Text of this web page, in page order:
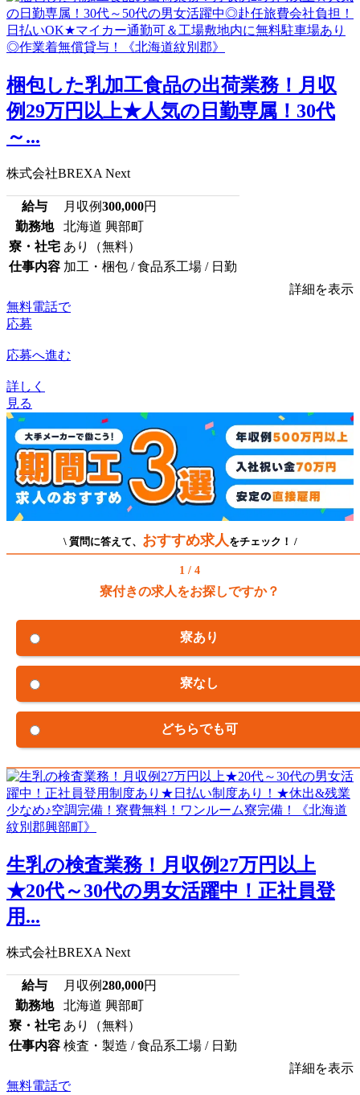
梱包した乳加工食品の出荷業務！月収
例29万円以上★人気の日勤専属！30代
～...
株式会社BREXA Next
給与 月収例300,000円
勤務地
北海道 興部町
寮・社宅 あり（無料）
仕事内容 加工・梱包 / 食品系工場 / 日勤
詳細を表示
無料電話で
応募
応募へ進む
詳しく
見る
\ 質問に答えて、 おすすめ求人 をチェック！ /
1 / 4
寮付きの求人をお探しですか？
寮あり
寮なし
どちらでも可
生乳の検査業務！月収例27万円以上
★20代～30代の男女活躍中！正社員登
用...
株式会社BREXA Next
給与 月収例280,000円
勤務地
北海道 興部町
寮・社宅 あり（無料）
仕事内容 検査・製造 / 食品系工場 / 日勤
詳細を表示
無料電話で